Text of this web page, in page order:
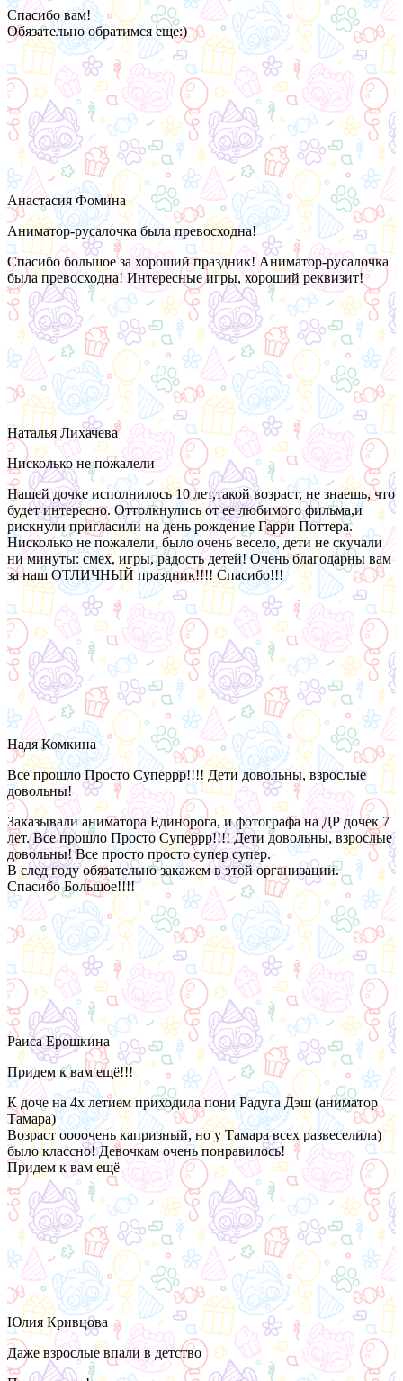
Спасибо вам!
Обязательно обратимся еще:)
Анастасия Фомина
Аниматор-русалочка была превосходна!
Спасибо большое за хороший праздник! Аниматор-русалочка
была превосходна! Интересные игры, хороший реквизит!
Наталья Лихачева
Нисколько не пожалели
Нашей дочке исполнилось 10 лет,такой возраст, не знаешь, что
будет интересно. Оттолкнулись от ее любимого фильма,и
рискнули пригласили на день рождение Гарри Поттера.
Нисколько не пожалели, было очень весело, дети не скучали
ни минуты: смех, игры, радость детей! Очень благодарны вам
за наш ОТЛИЧНЫЙ праздник!!!! Спасибо!!!
Надя Комкина
Все прошло Просто Суперрр!!!! Дети довольны, взрослые
довольны!
Заказывали аниматора Единорога, и фотографа на ДР дочек 7
лет. Все прошло Просто Суперрр!!!! Дети довольны, взрослые
довольны! Все просто просто супер супер.
В след году обязательно закажем в этой организации.
Спасибо Большое!!!!
Раиса Ерошкина
Придем к вам ещё!!!
К доче на 4х летием приходила пони Радуга Дэш (аниматор
Тамара)
Возраст оооочень капризный, но у Тамара всех развеселила)
было классно! Девочкам очень понравилось!
Придем к вам ещё
Юлия Кривцова
Даже взрослые впали в детство